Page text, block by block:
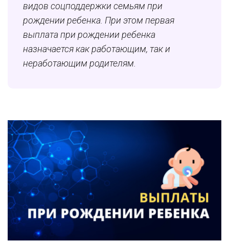
видов соцподдержки семьям при
рождении ребенка. При этом первая
выплата при рождении ребенка
назначается как работающим, так и
неработающим родителям.